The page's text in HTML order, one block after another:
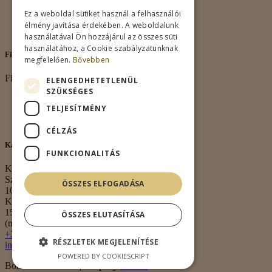
Vásárlási feltételek
Nagykereskedelem
Kapcsolat
Fiókom
Fiókom
Fiókom
Rendeléseim
Kapcsolat
Kapcsolat
Székhely:
1063 Budapest,
Kmety György u.
15. 3. em. 1.
(nem átvételi pont)
+36 30 474 0020
info@borkell.hu
Borkell.hu © 2026 | Shop By
Ez a weboldal sütiket használ a felhasználói
élmény javítása érdekében. A weboldalunk
használatával Ön hozzájárul az összes süti
használatához, a Cookie szabályzatunknak
megfelelően. Bővebben
ELENGEDHETETLENÜL
SZÜKSÉGES
TELJESÍTMÉNY
CÉLZÁS
FUNKCIONALITÁS
ÖSSZES ELFOGADÁSA
ÖSSZES ELUTASÍTÁSA
RÉSZLETEK MEGJELENÍTÉSE
POWERED BY COOKIESCRIPT